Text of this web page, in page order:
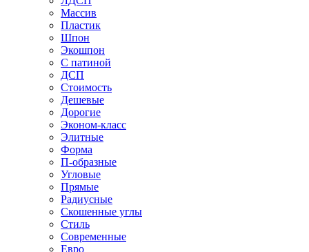
Массив
Пластик
Шпон
Экошпон
С патиной
ДСП
Стоимость
Дешевые
Дорогие
Эконом-класс
Элитные
Форма
П-образные
Угловые
Прямые
Радиусные
Скошенные углы
Стиль
Современные
Евро